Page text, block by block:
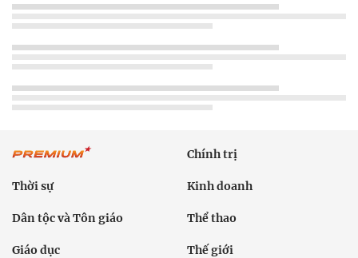
Chính trị
Thời sự Kinh doanh
Dân tộc và Tôn giáo Thể thao
Giáo dục Thế giới